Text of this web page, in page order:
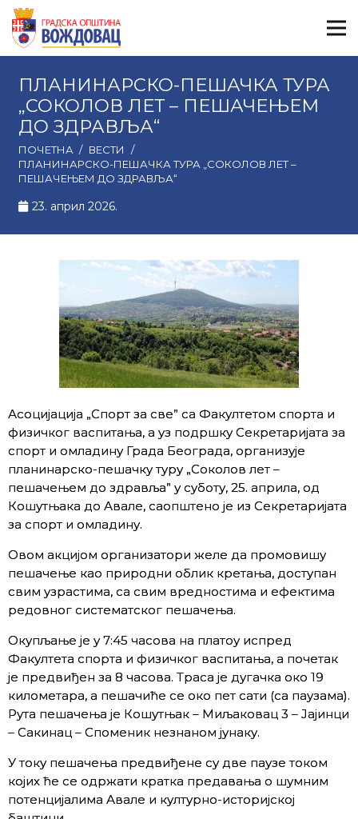
ПЛАНИНАРСКО-ПЕШАЧКА ТУРА
„СОКОЛОВ ЛЕТ – ПЕШАЧЕЊЕМ
ДО ЗДРАВЉА“
ПОЧЕТНА / ВЕСТИ
/
ПЛАНИНАРСКО-ПЕШАЧКА ТУРА „СОКОЛОВ ЛЕТ –
ПЕШАЧЕЊЕМ ДО ЗДРАВЉА“
23. април 2026.
Асоцијација „Спорт за све” са Факултетом спорта и
физичког васпитања, а уз подршку Секретаријата за
спорт и омладину Града Београда, организује
планинарско-пешачку туру „Соколов лет –
пешачењем до здравља” у суботу, 25. априла, од
Кошутњака до Авале, саопштено је из Секретаријата
за спорт и омладину.
Овом акцијом организатори желе да промовишу
пешачење као природни облик кретања, доступан
свим узрастима, са свим вредностима и ефектима
редовног систематског пешачења.
Окупљање је у 7:45 часова на платоу испред
Факултета спорта и физичког васпитања, а почетак
је предвиђен за 8 часова. Траса је дугачка око 19
километара, а пешачиће се око пет сати (са паузама).
Рута пешачења је Кошутњак – Миљаковац 3 – Јајинци
– Сакинац – Споменик незнаном јунаку.
У току пешачења предвиђене су две паузе током
којих ће се одржати кратка предавања о шумним
потенцијалима Авале и културно-историјској